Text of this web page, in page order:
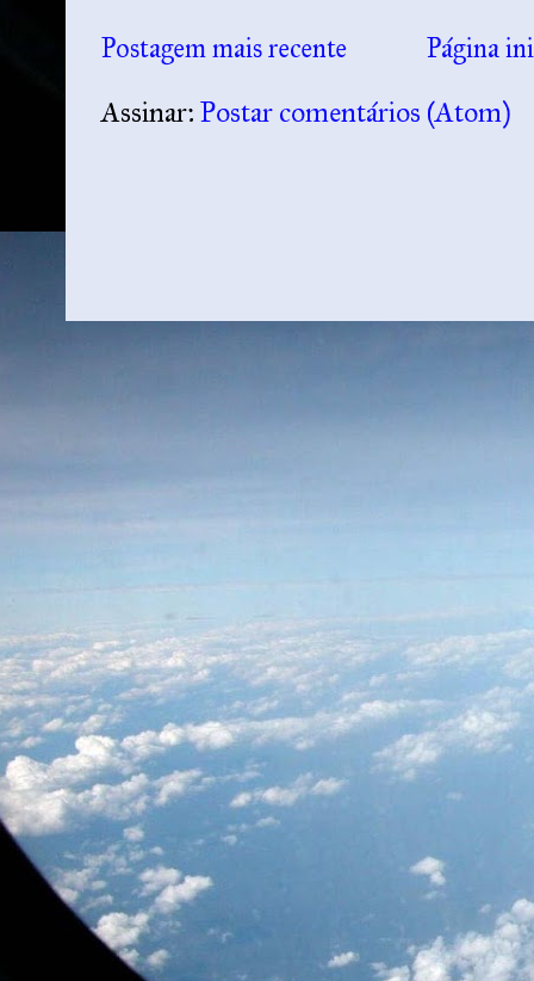
Postagem mais recente Página
Assinar: Postar comentários (Atom)